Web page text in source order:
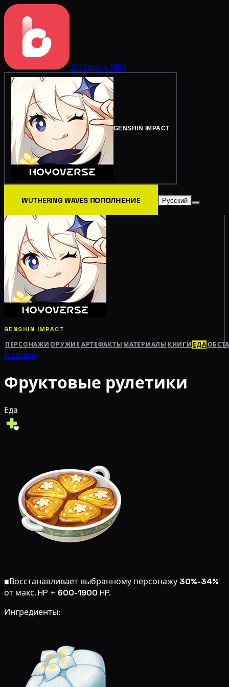
BitTopup Wiki
GENSHIN IMPACT
WUTHERING WAVES ПОПОЛНЕНИЕ Русский
GENSHIN IMPACT
ПЕРСОНАЖИ ОРУЖИЕ АРТЕФАКТЫ МАТЕРИАЛЫ КНИГИ ЕДА
К списку
Фруктовые рулетики
Еда
■Восстанавливает выбранному персонажу 30%-34%
от макс. HP + 600-1900 HP.
Ингредиенты: